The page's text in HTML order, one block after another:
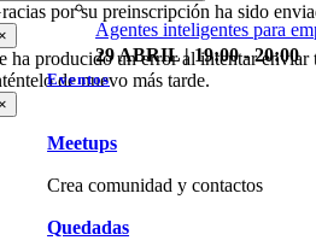
Agentes inteligentes para
29 ABRIL | 19:00 - 20:00
Eventos
Meetups
Crea comunidad y contactos
Quedadas
por su preinscripción ha sido
ha producido un error al intentar
de nuevo más tarde.